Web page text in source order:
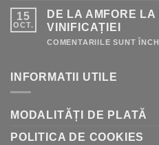
15
OCT.
DE LA AMFORE
VINIFICAȚIEI
COMENTARIILE SUNT
INFORMATII UTILE
MODALITĂȚI DE PLATĂ
POLITICA DE COOKIES